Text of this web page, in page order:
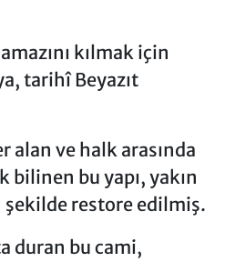
kılmak için
tarihî Beyazıt
alan ve halk arasında
bilinen bu yapı, yakın
şekilde restore edilmiş.
duran bu cami,